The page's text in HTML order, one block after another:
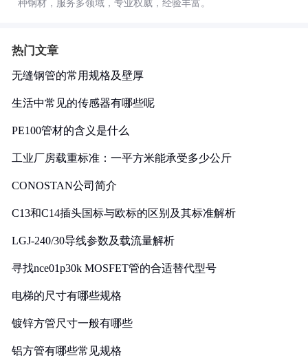
种钢材，服务多领域，专业权威，经验丰富。
热门文章
无缝钢管的常用规格及壁厚
生活中常见的传感器有哪些呢
PE100管材的含义是什么
工业厂房载重标准：一平方米能承受多少公斤
CONOSTAN公司简介
C13和C14插头国标与欧标的区别及其标准解析
LGJ-240/30导线参数及载流量解析
寻找nce01p30k MOSFET管的合适替代型号
电梯的尺寸有哪些规格
镀锌方管尺寸一般有哪些
铝方管有哪些常见规格